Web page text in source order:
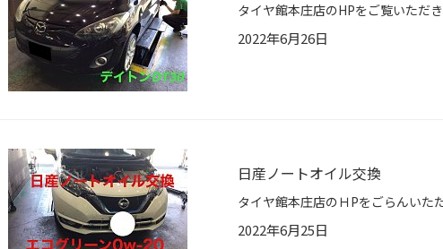
2022年6月26日
日産ノートオイル交換
2022年6月25日